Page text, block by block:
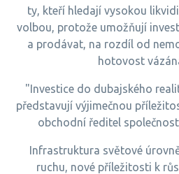
ty, kteří hledají vysokou
volbou, protože umožňují
a prodávat, na rozdíl od
hotovost
"Investice do dubajského
představují výjimečnou
obchodní ředitel
Infrastruktura světové
ruchu, nové příležitosti k